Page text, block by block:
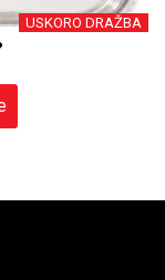
USKORO DRAŽBA